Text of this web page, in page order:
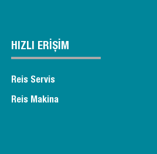
HIZLI ERİŞİM
Reis Servis
Reis Makina